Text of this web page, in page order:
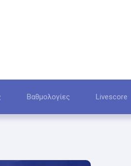
Βαθμολογίες Livescore